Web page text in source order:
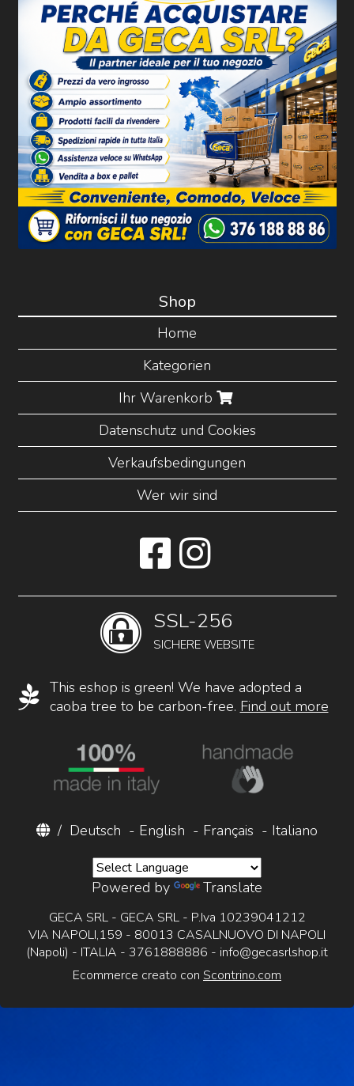
Shop
Home
Kategorien
Ihr Warenkorb
Datenschutz und Cookies
Verkaufsbedingungen
Wer wir sind
SSL-256
SICHERE WEBSITE
This eshop is green! We have adopted a
caoba tree to be carbon-free. Find out more
/ Deutsch - English - Français - Italiano
Powered by Translate
GECA SRL - GECA SRL - P.Iva 10239041212
VIA NAPOLI,159 - 80013 CASALNUOVO DI NAPOLI
(Napoli) - ITALIA - 3761888886 - info@gecasrlshop.it
Ecommerce creato con Scontrino.com